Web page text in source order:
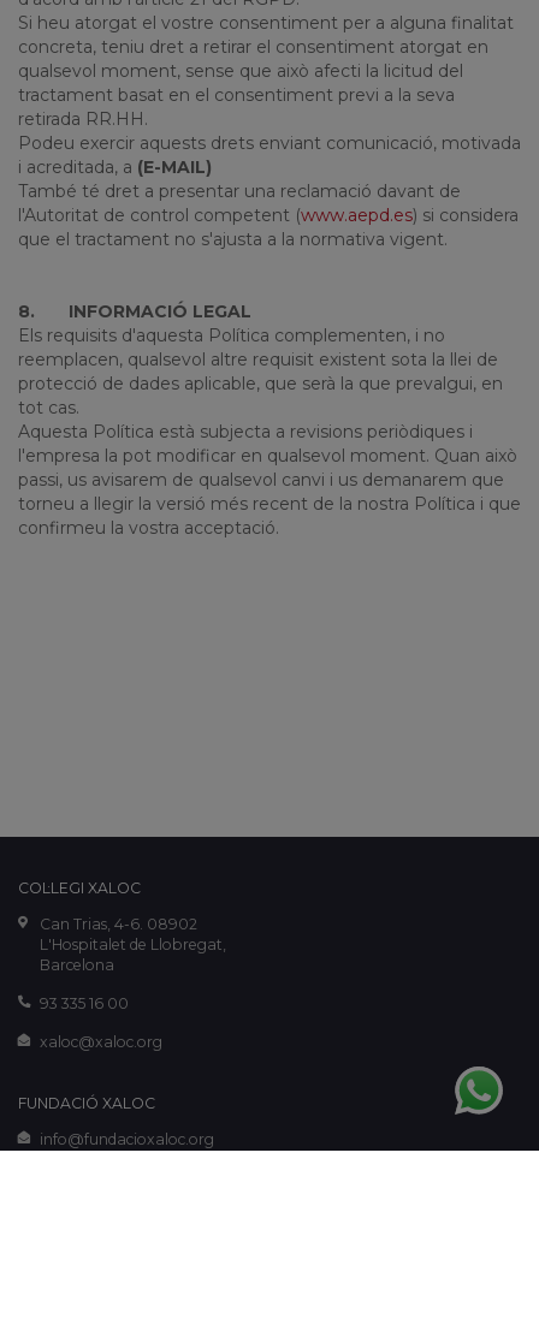
Si heu atorgat el vostre consentiment per a alguna finalitat
concreta, teniu dret a retirar el consentiment atorgat en
qualsevol moment, sense que això afecti la licitud del
tractament basat en el consentiment previ a la seva
retirada RR.HH.
Podeu exercir aquests drets enviant comunicació, motivada
i acreditada, a (E-MAIL)
També té dret a presentar una reclamació davant de
l'Autoritat de control competent (www.aepd.es) si considera
que el tractament no s'ajusta a la normativa vigent.
8. INFORMACIÓ LEGAL
Els requisits d'aquesta Política complementen, i no
reemplacen, qualsevol altre requisit existent sota la llei de
protecció de dades aplicable, que serà la que prevalgui, en
tot cas.
Aquesta Política està subjecta a revisions periòdiques i
l'empresa la pot modificar en qualsevol moment. Quan això
passi, us avisarem de qualsevol canvi i us demanarem que
torneu a llegir la versió més recent de la nostra Política i que
confirmeu la vostra acceptació.
COL·LEGI XALOC
Can Trias, 4-6. 08902
L'Hospitalet de Llobregat,
Barcelona
93 335 16 00
xaloc@xaloc.org
FUNDACIÓ XALOC
info@fundacioxaloc.org